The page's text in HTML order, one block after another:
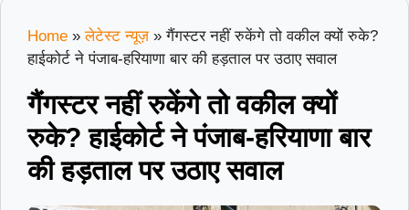
Home » लेटेस्ट न्यूज़ »गैंगस्टर नहीं रुकेंगे तो वकील क्यों रुके?
हाईकोर्ट ने पंजाब-हरियाणा बार की हड़ताल पर उठाए सवाल
गैंगस्टर नहीं रुकेंगे तो वकील क्यों
रुके? हाईकोर्ट ने पंजाब-हरियाणा बार
की हड़ताल पर उठाए सवाल